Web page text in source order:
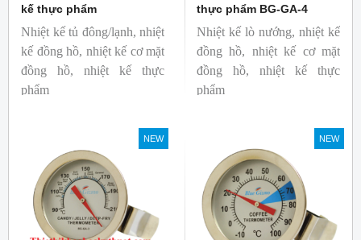
kế thực phẩm
Nhiệt kế tủ đông/lạnh, nhiệt
kế đồng hồ, nhiệt kế cơ mặt
đồng hồ, nhiệt kế thực
phẩm
Thương hiệu: Blue Gizmo
thực phẩm BG-GA-4
Nhiệt kế lò nướng, nhiệt kế
đồng hồ, nhiệt kế cơ mặt
đồng hồ, nhiệt kế thực
phẩm
Thương hiệu: Blue Gizmo
NEW NEW